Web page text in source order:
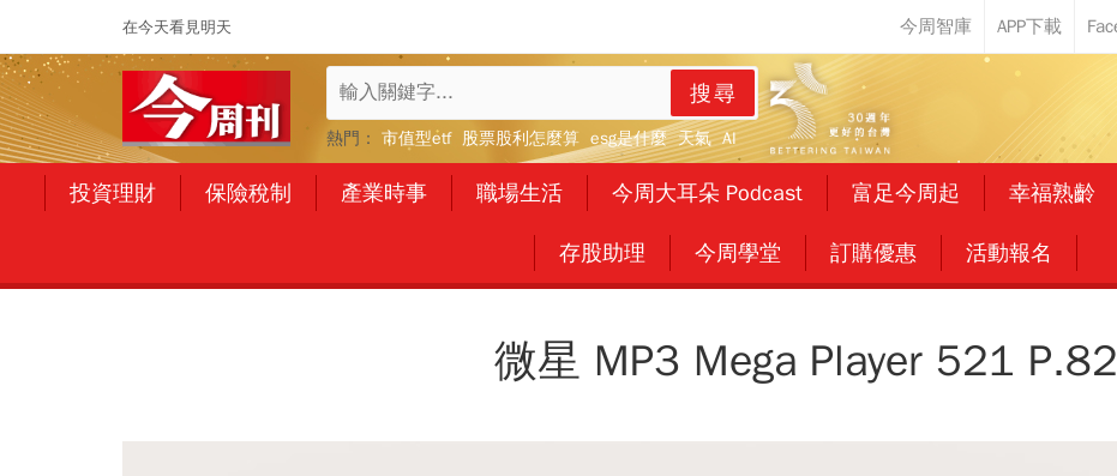
在今天看見明天
搜尋
熱門： 市值型etf 股票股利怎麼算 esg是什麼 天氣 AI
投資理財 保險稅制 產業時事 職場生活 今周大耳朵 Podcast 富足今周起 幸福熟齡
存股助理 今周學堂 訂購優惠 活動報名
微星 MP3 Mega Player 521 P.82